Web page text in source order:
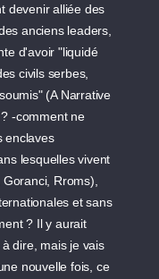
devenir alliée des
anciens leaders,
d'avoir "liquidé
civils serbes,
(A Narrative
-comment ne
enclaves
lesquelles vivent
Rroms),
et sans
? Il y aurait
dire, mais je vais
nouvelle fois, ce